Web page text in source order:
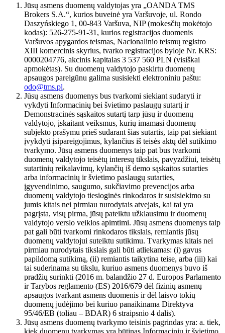
Jūsų asmens duomenų valdytojas yra „OANDA TMS
Brokers S.A.“, kurios buveinė yra Varšuvoje, ul. Rondo
Daszyńskiego 1, 00-843 Varšuva, NIP (mokesčių mokėtojo
kodas): 526-275-91-31, kurios registracijos duomenis
Varšuvos apygardos teismas, Nacionalinio teismų registro
XIII komercinis skyrius, tvarko registracijos byloje Nr. KRS:
0000204776, akcinis kapitalas 3 537 560 PLN (visiškai
apmokėtas). Su duomenų valdytojo paskirtu duomenų
apsaugos pareigūnu galima susisiekti elektroniniu paštu:
odo@tms.pl.
Jūsų asmens duomenys bus tvarkomi siekiant sudaryti ir
vykdyti Informacinių bei švietimo paslaugų sutartį ir
Demonstracinės sąskaitos sutartį tarp jūsų ir duomenų
valdytojo, įskaitant veiksmus, kurių imamasi duomenų
subjekto prašymu prieš sudarant šias sutartis, taip pat siekiant
įvykdyti įsipareigojimus, kylančius iš teisės aktų dėl sutikimo
tvarkymo. Jūsų asmens duomenys taip pat bus tvarkomi
duomenų valdytojo teisėtų interesų tikslais, pavyzdžiui, teisėtų
sutartinių reikalavimų, kylančių iš demo sąskaitos sutarties
arba informacinių ir švietimo paslaugų sutarties,
įgyvendinimo, saugumo, sukčiavimo prevencijos arba
duomenų valdytojo tiesioginės rinkodaros ir susisiekimo su
jumis kitais nei pirmiau nurodytais atvejais, kai tai yra
pagrįsta, visų pirma, jūsų pateiktu užklausimu ir duomenų
valdytojo verslo veiklos apimtimi. Jūsų asmens duomenys taip
pat gali būti tvarkomi rinkodaros tikslais, remiantis jūsų
duomenų valdytojui suteiktu sutikimu. Tvarkymas kitais nei
pirmiau nurodytais tikslais gali būti atliekamas: (i) gavus
papildomą sutikimą, (ii) remiantis taikytina teise, arba (iii) kai
tai suderinama su tikslu, kuriuo asmens duomenys buvo iš
pradžių surinkti (2016 m. balandžio 27 d. Europos Parlamento
ir Tarybos reglamento (ES) 2016/679 dėl fizinių asmenų
apsaugos tvarkant asmens duomenis ir dėl laisvo tokių
duomenų judėjimo bei kuriuo panaikinama Direktyva
95/46/EB (toliau – BDAR) 6 straipsnio 4 dalis).
Jūsų asmens duomenų tvarkymo teisinis pagrindas yra: a. tiek,
kiek duomenų tvarkymas yra būtinas Informacinių ir švietimo